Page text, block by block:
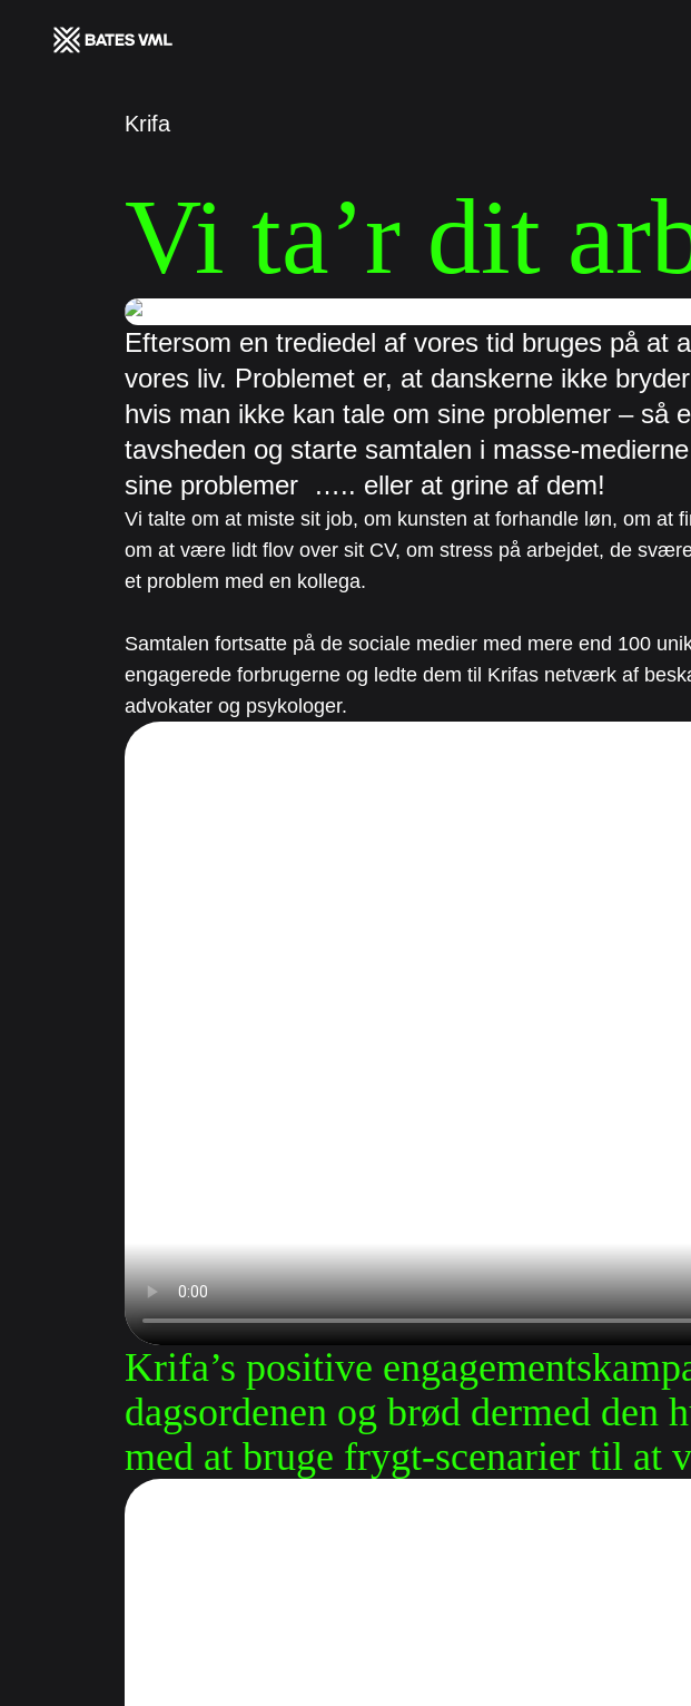
Krifa
Vi ta’r dit
Eftersom en trediedel af vores tid bruges på at
vores liv. Problemet er, at danskerne ikke
hvis man ikke kan tale om sine problemer –
tavsheden og starte samtalen i masse-
sine problemer  ….. eller at grine af dem!
Vi talte om at miste sit job, om kunsten at forhandle løn, om at
om at være lidt flov over sit CV, om stress på arbejdet, de
et problem med en kollega.
Samtalen fortsatte på de sociale medier med mere end 100
engagerede forbrugerne og ledte dem til Krifas netværk af
advokater og psykologer.
Krifa’s positive
dagsordenen og brød dermed den
med at bruge frygt-scenarier til at